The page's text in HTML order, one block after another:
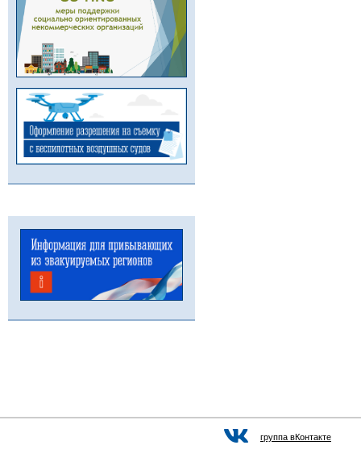
группа вКонтакте